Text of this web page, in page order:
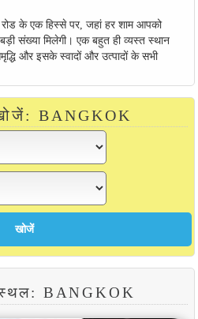
के एक हिस्से पर, जहां हर शाम आपको
संख्या मिलेगी। एक बहुत ही व्यस्त स्थान
और इसके स्वादों और उत्पादों के सभी
BANGKOK
स्थल: BANGKOK